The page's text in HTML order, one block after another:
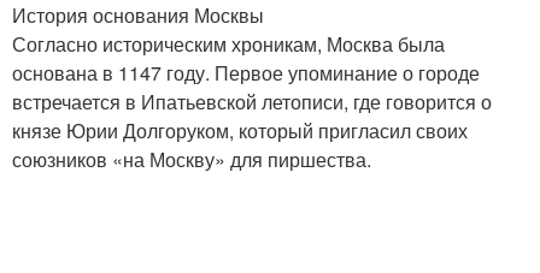
История основания Москвы
Согласно историческим хроникам, Москва была
основана в 1147 году. Первое упоминание о городе
встречается в Ипатьевской летописи, где говорится о
князе Юрии Долгоруком, который пригласил своих
союзников «на Москву» для пиршества.